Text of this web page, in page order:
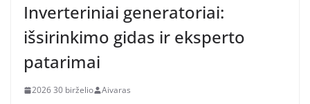
Inverteriniai generatoriai:
išsirinkimo gidas ir eksperto
patarimai
2026 30 birželio Aivaras